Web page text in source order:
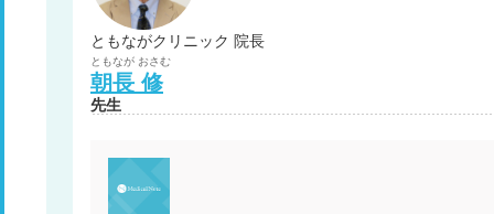
ともながクリニック 院長
ともなが おさむ
朝長 修
先生